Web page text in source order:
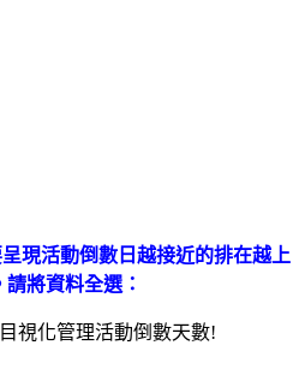
現活動倒數日越接近的排在越上
將資料全選：